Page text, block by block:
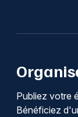
Publiez votre
Bénéficiez